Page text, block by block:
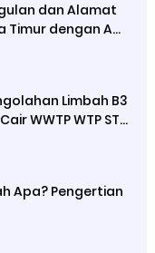
dan Alamat
dengan Ady
Limbah B3
WWTP WTP STP
Surabaya
Apa? Pengertian